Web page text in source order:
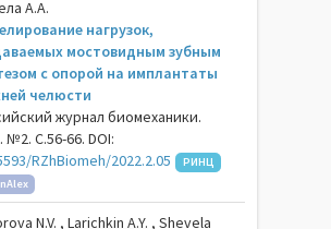
А.А.
нагрузок,
мостовидным зубным
с опорой на имплантаты
челюсти
журнал биомеханики.
№2. С.56-66. DOI:
RZhBiomeh/2022.2.05
РИНЦ
N.V. ,Larichkin A.Y. , Shevela